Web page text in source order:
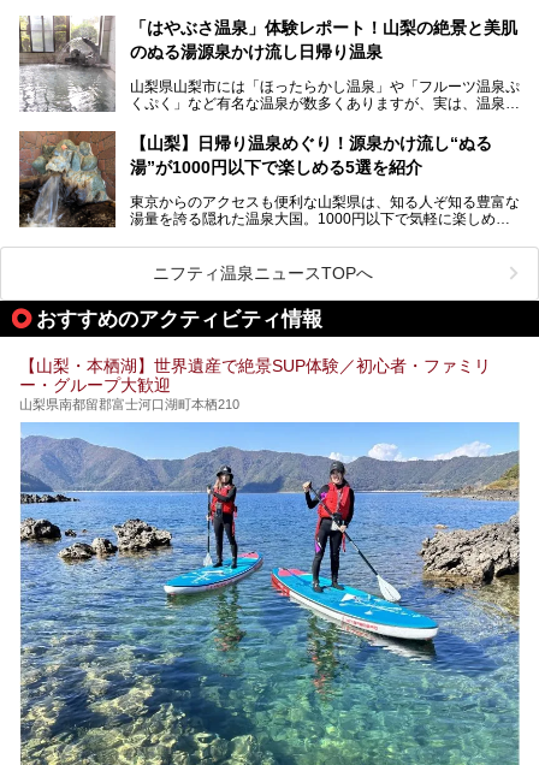
では循環濾過の沸かし湯が一般的ですが、ここは本物の極上
温泉。まさに価格破壊と言えるクオリティです。
室や無料朝食などをご紹介。温泉通が口を揃えて絶賛する神
コスパ宿の全貌を徹底解説します！
なかなか体験できない、湯治体験が日帰りでできる温浴施設
が山梨にあります。
ぴあ」の魅力をご紹介します。
提供元：株式会社湯ーとぴあ【PR】
この記事は株式会社湯ーとぴあのPRレポート記事です。
「はやぶさ温泉」体験レポート！山梨の絶景と美肌
のぬる湯源泉かけ流し日帰り温泉
山梨県山梨市には「ほったらかし温泉」や「フルーツ温泉ぷ
くぷく」など有名な温泉が数多くありますが、実は、温泉マ
です。今回紹介する「はやぶさ温泉」も、そのひとつ。温泉
はもちろん、絶景や地元食材を活かしたグルメも堪能できま
す。
します。
【山梨】日帰り温泉めぐり！源泉かけ流し“ぬる
湯”が1000円以下で楽しめる5選を紹介
東京からのアクセスも便利な山梨県は、知る人ぞ知る豊富な
湯量を誇る隠れた温泉大国。1000円以下で気軽に楽しめ
も、これからの季節に嬉しい、じんわりと体の芯まで温ま
る“ぬる湯”が豊富なのも魅力。今回は、湯質も抜群で心ゆく
までリラックスできる山梨のお得な日帰り温泉を、実際体験
した感想と共に紹介します。
※ぬる湯とは35℃～39℃程度の体温に近いぬるめ温泉のこ
ニフティ温泉ニュースTOPへ
おすすめのアクティビティ情報
【山梨・本栖湖】世界遺産で絶景SUP体験／初心者・ファミリ
ー・グループ大歓迎
山梨県南都留郡富士河口湖町本栖210